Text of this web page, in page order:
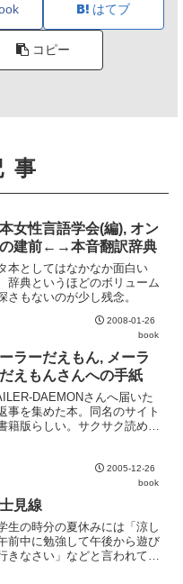
はてブ
コピー
事
女性言語学会(編), オン
建前←→本音翻訳辞典
本としてはなかなか面白い
辞典というほどのボリューム
さもないのが少し残念。
2008-01-26
book
ラーだえもん, メーラ
えもんさんへの手紙
DAEMONさんへ届いた
事を集めた本。同名のサイト
籍版らしい。サクサク読める
2005-12-26
book
見線
生の時分の夏休みには「涼し
前中に勉強して午後から遊び
きなさい」などと言われてい